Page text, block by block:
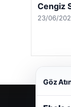
Cengiz
23/06/
Göz